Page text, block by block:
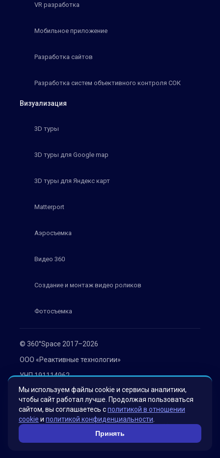
© 360°Space 2017–2026
ООО «Реактивные технологии»
УНП 191114962
г. Минск, ул. Мележа 1, офис 402
Политика конфиденциальности
Согласие на обработку персональных данных
VR разработка
Мобильное приложение
Разработка сайтов
Разработка систем объективного контроля СОК
Визуализация
3D туры
3D туры для Google map
3D туры для Яндекс карт
Matterport
Аэросъемка
Видео 360
Создание и монтаж видео роликов
Фотосъемка
Мы используем файлы cookie и сервисы аналитики,
чтобы сайт работал лучше. Продолжая пользоваться
сайтом, вы соглашаетесь сполитикой в отношении
cookie и политикой конфиденциальности
Принять